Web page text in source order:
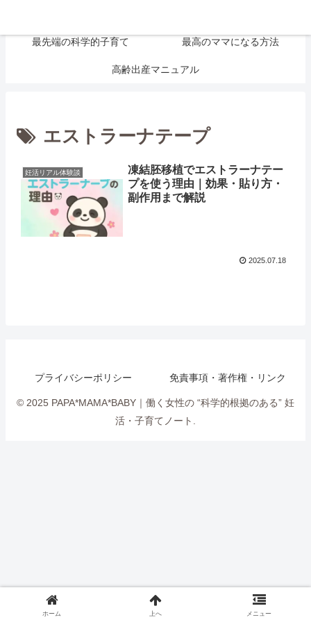
最先端の科学的子育て 最高のママになる方法
高齢出産マニュアル
エストラーナテープ
妊活リアル体験談
凍結胚移植でエストラーナテー
プを使う理由｜効果・貼り方・
副作用まで解説
2025.07.18
プライバシーポリシー 免責事項・著作権・リンク
© 2025 PAPA*MAMA*BABY｜働く女性の “科学的根拠のある” 妊
活・子育てノート.
ホーム 上へ メニュー